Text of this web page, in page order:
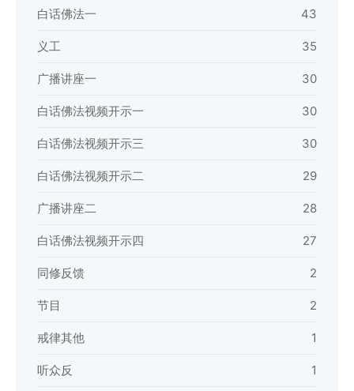
白话佛法一 43
义工 35
广播讲座一 30
白话佛法视频开示一 30
白话佛法视频开示三 30
白话佛法视频开示二 29
广播讲座二 28
白话佛法视频开示四 27
同修反馈 2
节目 2
戒律其他 1
听众反 1